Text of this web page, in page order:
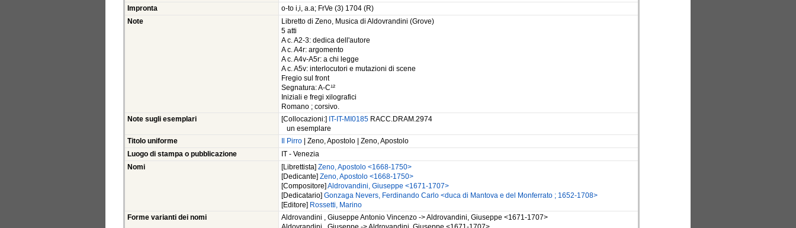
Impronta
o-to i,i, a.a; FrVe (3) 1704 (R)
Note
Libretto di Zeno, Musica di Aldovrandini (Grove)
5 atti
A c. A2-3: dedica dell'autore
A c. A4r: argomento
A c. A4v-A5r: a chi legge
A c. A5v: interlocutori e mutazioni di scene
Fregio sul front
Segnatura: A-C¹²
Iniziali e fregi xilografici
Romano ; corsivo.
Note sugli esemplari
[Collocazioni:] IT-IT-MI0185 RACC.DRAM.2974
un esemplare
Titolo uniforme
Il Pirro | Zeno, Apostolo | Zeno, Apostolo
Luogo di stampa o pubblicazione
IT - Venezia
Nomi
[Librettista] Zeno, Apostolo <1668-1750>
[Dedicante] Zeno, Apostolo <1668-1750>
[Compositore] Aldrovandini, Giuseppe <1671-1707>
[Dedicatario] Gonzaga Nevers, Ferdinando Carlo <duca di Mantova e del Monferrato ; 1652-1708>
[Editore]
Rossetti, Marino
Forme varianti dei nomi
Aldrovandini , Giuseppe Antonio Vincenzo -> Aldrovandini, Giuseppe <1671-1707>